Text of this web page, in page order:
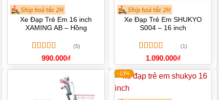
Xe Đạp Trẻ Em 16 inch
XAMING AB – Hồng
Được xếp
hạng5.005
sao
(5)
990.000₫
Xe Đạp Trẻ Em SHUKYO
S004 – 16 inch
Được xếp
hạng5.005
sao
(1)
1.090.000₫
-13%